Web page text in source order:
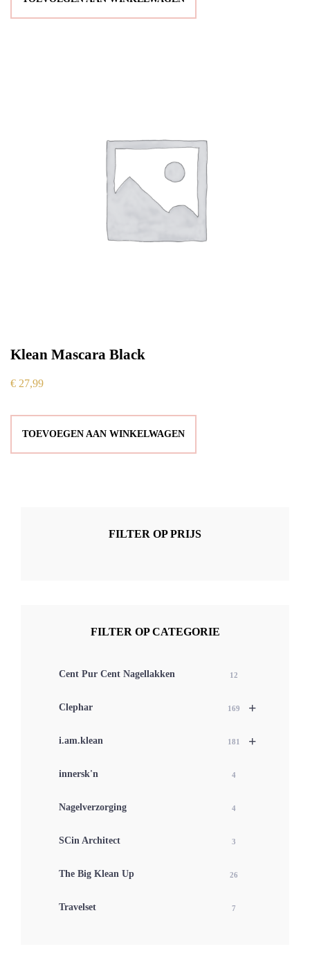
Klean Mascara Black
€ 27,99
TOEVOEGEN AAN WINKELWAGEN
FILTER OP PRIJS
FILTER OP CATEGORIE
Cent Pur Cent Nagellakken 12
+
Clephar 169
+
i.am.klean 181
innersk'n 4
Nagelverzorging 4
SCin Architect 3
The Big Klean Up 26
Travelset 7